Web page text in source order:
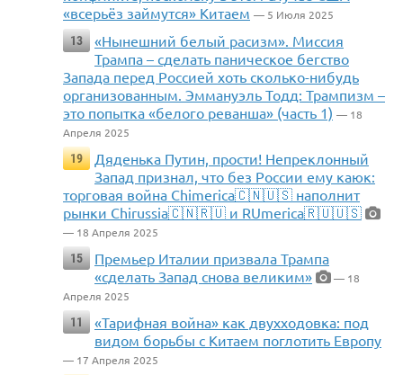
«всерьёз займутся» Китаем — 5 Июля 2025
13
«Нынешний белый расизм». Миссия
Трампа – сделать паническое бегство
Запада перед Россией хоть сколько-нибудь
организованным. Эммануэль Тодд: Трампизм –
это попытка «белого реванша» (часть 1) — 18
Апреля 2025
19
Дяденька Путин, прости! Непреклонный
Запад признал, что без России ему каюк:
торговая война Chimerica🇨🇳🇺🇸 наполнит
рынки Chirussia🇨🇳🇷🇺 и RUmerica🇷🇺🇺🇸
— 18 Апреля 2025
15
Премьер Италии призвала Трампа
«сделать Запад снова великим»
— 18
Апреля 2025
11
«Тарифная война» как двухходовка: под
видом борьбы с Китаем поглотить Европу
— 17 Апреля 2025